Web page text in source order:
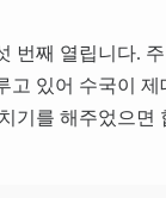
번째 열립니다.
고 있어 수국이 제
기를 해주었으면